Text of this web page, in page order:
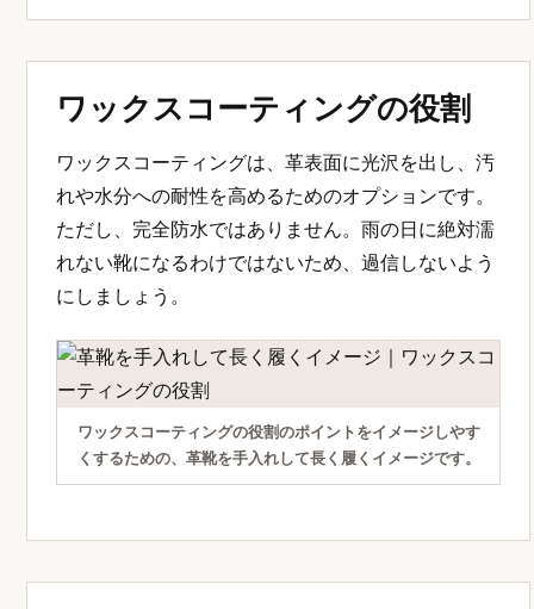
ワックスコーティングの役割
ワックスコーティングは、革表面に光沢を出し、汚
れや水分への耐性を高めるためのオプションです。
ただし、完全防水ではありません。雨の日に絶対濡
れない靴になるわけではないため、過信しないよう
にしましょう。
ワックスコーティングの役割のポイントをイメージしやす
くするための、革靴を手入れして長く履くイメージです。